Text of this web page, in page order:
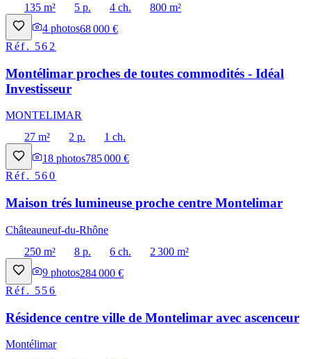
135 m²
5 p. 4 ch.
800 m²
4 photos68 000 €
Réf. 562
Montélimar proches de toutes commodités - Idéal
Investisseur
MONTELIMAR
27 m²
2 p.
1 ch.
18 photos785 000 €
Réf. 560
Maison trés lumineuse proche centre Montelimar
Châteauneuf-du-Rhône
250 m²
8 p. 6 ch.
2 300 m²
9 photos284 000 €
Réf. 556
Résidence centre ville de Montelimar avec ascenceur
Montélimar